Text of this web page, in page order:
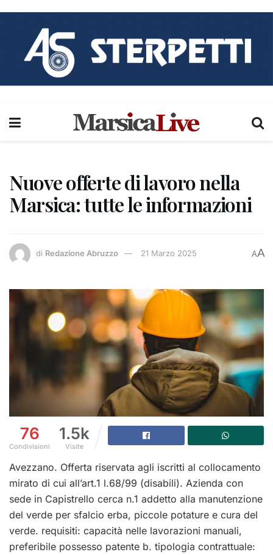
Nuove offerte di lavoro nella
Marsica: tutte le informazioni
di Redazione Abruzzo 21 Marzo 2025 AA
76
Condivisioni
1.5k
Visite
Avezzano. Offerta riservata agli iscritti al collocamento
mirato di cui all’art.1 l.68/99 (disabili). Azienda con
sede in Capistrello cerca n.1 addetto alla manutenzione
del verde per sfalcio erba, piccole potature e cura del
verde. requisiti: capacità nelle lavorazioni manuali,
preferibile possesso patente b. tipologia contrattuale: